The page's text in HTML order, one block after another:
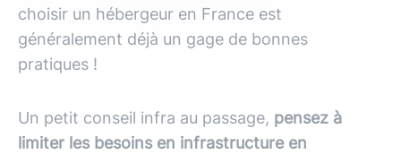
choisir un hébergeur en France est
généralement déjà un gage de bonnes
pratiques !
Un petit conseil infra au passage, pensez à
limiter les besoins en infrastructure en